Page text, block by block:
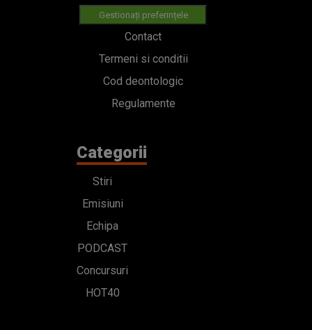
Gestionați preferințele
Contact
Termeni si conditii
Cod deontologic
Regulamente
Categorii
Stiri
Emisiuni
Echipa
PODCAST
Concursuri
HOT40